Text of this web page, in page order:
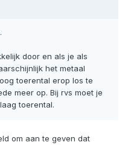
door en als je als
het metaal
toerental erop los te
meer op. Bij rvs moet je
toerental.
om aan te geven dat